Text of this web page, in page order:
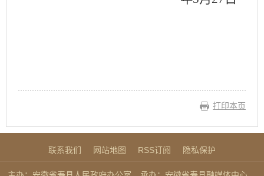
打印本页
联系我们 网站地图 RSS订阅 隐私保护